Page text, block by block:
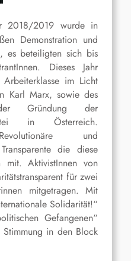
2018/2019 wurde in
Demonstration und
es beteiligten sich bis
Dieses Jahr
im Licht
Karl Marx, sowie des
Gründung der
in Österreich.
und
die diese
mit. AktivistInnen von
für zwei
mitgetragen. Mit
Solidarität!“
Gefangenen“
in den Block